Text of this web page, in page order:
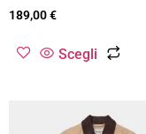
189,00€
Scegli